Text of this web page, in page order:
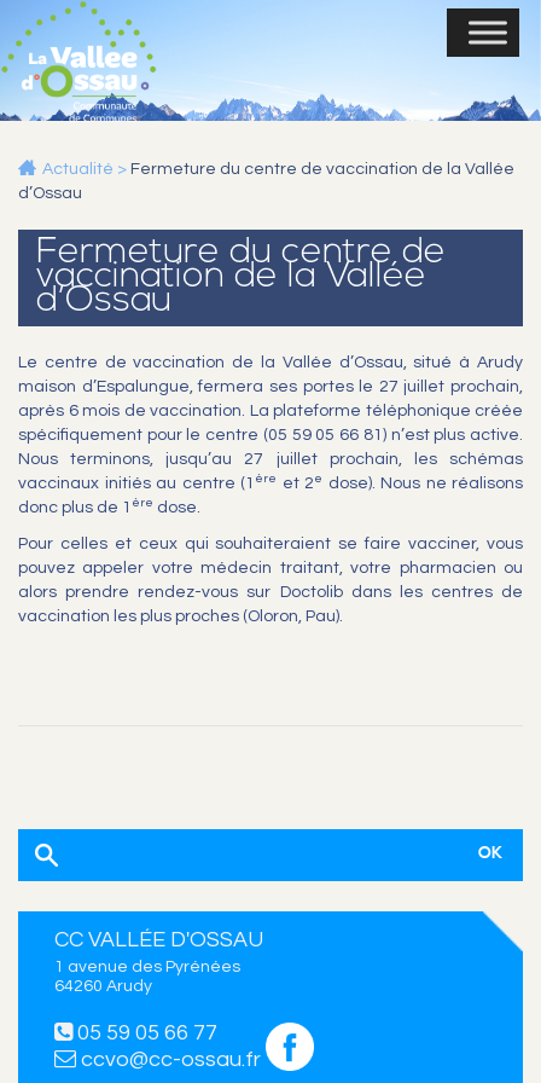
Actualité > Fermeture du centre de vaccination de la Vallée
d’Ossau
Fermeture du centre de
vaccination de la Vallée
d’Ossau
Le centre de vaccination de la Vallée d’Ossau, situé à Arudy
maison d’Espalungue, fermera ses portes le 27 juillet prochain,
après 6 mois de vaccination. La plateforme téléphonique créée
spécifiquement pour le centre (05 59 05 66 81) n’est plus active.
Nous terminons, jusqu’au 27 juillet prochain, les schémas
vaccinaux initiés au centre (1 ère et 2e
dose). Nous ne réalisons
donc plus de 1 ère dose.
Pour celles et ceux qui souhaiteraient se faire vacciner, vous
pouvez appeler votre médecin traitant, votre pharmacien ou
alors prendre rendez-vous sur Doctolib dans les centres de
vaccination les plus proches (Oloron, Pau).
CC VALLÉE D'OSSAU
1 avenue des Pyrénées
64260 Arudy
05 59 05 66 77
ccvo@cc-ossau.fr